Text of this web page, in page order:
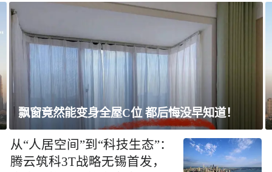
上海未建成的地标：“人”字大楼
从“人居空间”到“科技生态”：
腾云筑科3T战略无锡首发，